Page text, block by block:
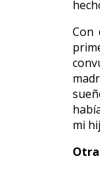
Con
mi